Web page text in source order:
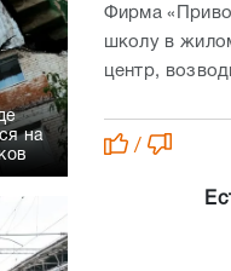
на
Фирма
школу в
центр,
/